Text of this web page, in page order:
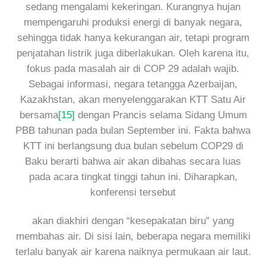
sedang mengalami kekeringan. Kurangnya hujan
mempengaruhi produksi energi di banyak negara,
sehingga tidak hanya kekurangan air, tetapi program
penjatahan listrik juga diberlakukan. Oleh karena itu,
fokus pada masalah air di COP 29 adalah wajib.
Sebagai informasi, negara tetangga Azerbaijan,
Kazakhstan, akan menyelenggarakan KTT Satu Air
bersama[15] dengan Prancis selama Sidang Umum
PBB tahunan pada bulan September ini. Fakta bahwa
KTT ini berlangsung dua bulan sebelum COP29 di
Baku berarti bahwa air akan dibahas secara luas
pada acara tingkat tinggi tahun ini. Diharapkan,
konferensi tersebut
akan diakhiri dengan “kesepakatan biru” yang
membahas air. Di sisi lain, beberapa negara memiliki
terlalu banyak air karena naiknya permukaan air laut.